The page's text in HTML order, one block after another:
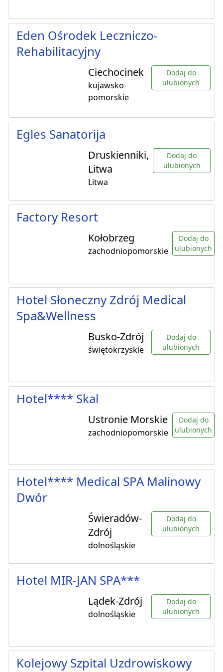
Eden Ośrodek Leczniczo-
Rehabilitacyjny
Ciechocinek
kujawsko-
pomorskie
Dodaj do
ulubionych
Egles Sanatorija
Druskienniki,
Litwa
Litwa
Dodaj do
ulubionych
Factory Resort
Kołobrzeg
zachodniopomorskie
Dodaj do
ulubionych
Hotel Słoneczny Zdrój Medical
Spa&Wellness
Busko-Zdrój
świętokrzyskie
Dodaj do
ulubionych
Hotel**** Skal
Ustronie Morskie
zachodniopomorskie
Dodaj do
ulubionych
Hotel**** Medical SPA Malinowy
Dwór
Świeradów-
Zdrój
dolnośląskie
Dodaj do
ulubionych
Hotel MIR-JAN SPA***
Lądek-Zdrój
dolnośląskie
Dodaj do
ulubionych
Kolejowy Szpital Uzdrowiskowy